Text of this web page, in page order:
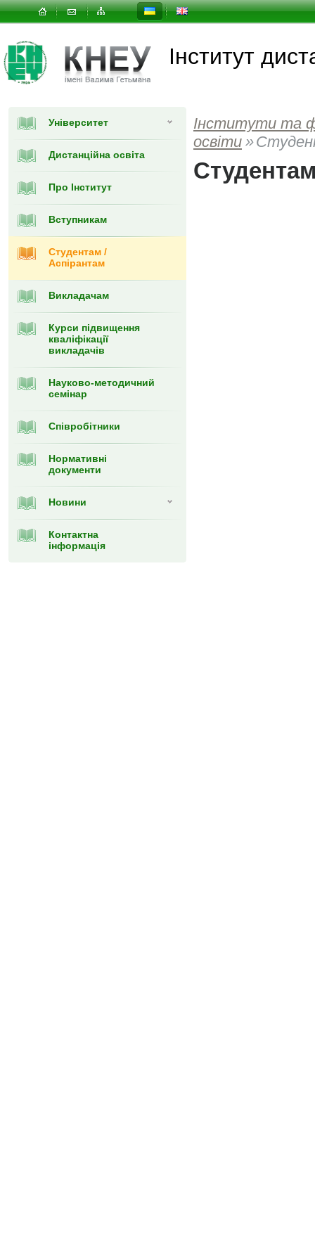
Інститут
Університет
Дистанційна освіта
Про Інститут
Вступникам
Студентам /
Аспірантам
Викладачам
Курси підвищення
кваліфікації
викладачів
Науково-методичний
семінар
Співробітники
Нормативні
документи
Новини
Контактна
інформація
Інститути та
освіти »